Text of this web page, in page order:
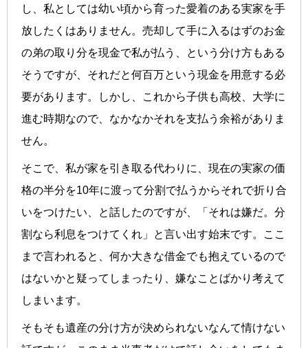
し、私としては幼い頃から育った愛着のある実家を手
放したくはありません。売却して手に入るはずのお金
の弟の取り分を現金で私が払う、という分け方もある
そうですが、それだと何百万という現金を用意する必
要があります。しかし、これから子供も高校、大学に
進む時期なので、なかなかそれを支払う余裕がありま
せん。
そこで、私が家を引き取る代わりに、現在の実家の価
格の半分を10年に渡って分割で払うからそれで折り合
いをつけたい、と話したのですが、「それは嫌だ。分
割なら利息をつけてくれ」と言い出す始末です。ここ
まで言われると、何か大きな借金でも抱えているので
はないかと疑ってしまったり、嫌なことばかり考えて
しまいます。
そもそも遺産の分け方が決められないなんて情けない